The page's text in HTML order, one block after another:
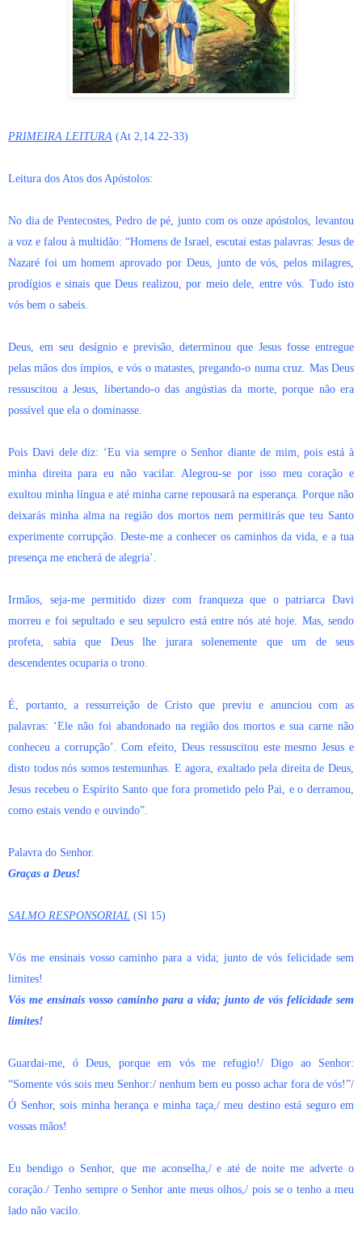
PRIMEIRA LEITURA (At 2,14.22-33)
Leitura dos Atos dos Apóstolos:
No dia de Pentecostes, Pedro de pé, junto com os onze apóstolos, levantou
a voz e falou à multidão: “Homens de Israel, escutai estas palavras: Jesus de
Nazaré foi um homem aprovado por Deus, junto de vós, pelos milagres,
prodígios e sinais que Deus realizou, por meio dele, entre vós. Tudo isto
vós bem o sabeis.
Deus, em seu desígnio e previsão, determinou que Jesus fosse entregue
pelas mãos dos ímpios, e vós o matastes, pregando-o numa cruz. Mas Deus
ressuscitou a Jesus, libertando-o das angústias da morte, porque não era
possível que ela o dominasse.
Pois Davi dele diz: ‘Eu via sempre o Senhor diante de mim, pois está à
minha direita para eu não vacilar. Alegrou-se por isso meu coração e
exultou minha língua e até minha carne repousará na esperança. Porque não
deixarás minha alma na região dos mortos nem permitirás que teu Santo
experimente corrupção. Deste-me a conhecer os caminhos da vida, e a tua
presença me encherá de alegria’.
Irmãos, seja-me permitido dizer com franqueza que o patriarca Davi
morreu e foi sepultado e seu sepulcro está entre nós até hoje. Mas, sendo
profeta, sabia que Deus lhe jurara solenemente que um de seus
descendentes ocuparia o trono.
É, portanto, a ressurreição de Cristo que previu e anunciou com as
palavras: ‘Ele não foi abandonado na região dos mortos e sua carne não
conheceu a corrupção’. Com efeito, Deus ressuscitou este mesmo Jesus e
disto todos nós somos testemunhas. E agora, exaltado pela direita de Deus,
Jesus recebeu o Espírito Santo que fora prometido pelo Pai, e o derramou,
como estais vendo e ouvindo”.
Palavra do Senhor.
Graças a Deus!
SALMO RESPONSORIAL (Sl 15)
Vós me ensinais vosso caminho para a vida; junto de vós felicidade sem
limites!
Vós me ensinais vosso caminho para a vida; junto de vós felicidade sem
limites!
Guardai-me, ó Deus, porque em vós me refugio!/ Digo ao Senhor:
“Somente vós sois meu Senhor:/ nenhum bem eu posso achar fora de vós!”/
Ó Senhor, sois minha herança e minha taça,/ meu destino está seguro em
vossas mãos!
Eu bendigo o Senhor, que me aconselha,/ e até de noite me adverte o
coração./ Tenho sempre o Senhor ante meus olhos,/ pois se o tenho a meu
lado não vacilo.